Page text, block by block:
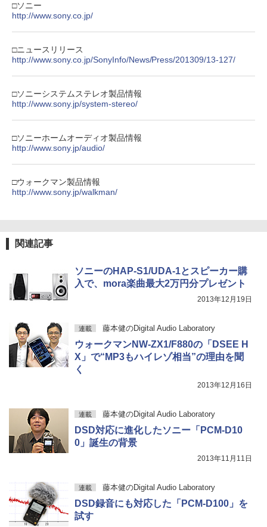
□ソニー
http://www.sony.co.jp/
□ニュースリリース
http://www.sony.co.jp/SonyInfo/News/Press/201309/13-127/
□ソニーシステムステレオ製品情報
http://www.sony.jp/system-stereo/
□ソニーホームオーディオ製品情報
http://www.sony.jp/audio/
□ウォークマン製品情報
http://www.sony.jp/walkman/
関連記事
ソニーのHAP-S1/UDA-1とスピーカー購
入で、mora楽曲最大2万円分プレゼント
2013年12月19日
連載 藤本健のDigital Audio Laboratory
ウォークマンNW-ZX1/F880の「DSEE H
X」で“MP3もハイレゾ相当”の理由を聞
く
2013年12月16日
連載 藤本健のDigital Audio Laboratory
DSD対応に進化したソニー「PCM-D10
0」誕生の背景
2013年11月11日
連載 藤本健のDigital Audio Laboratory
DSD録音にも対応した「PCM-D100」を
試す